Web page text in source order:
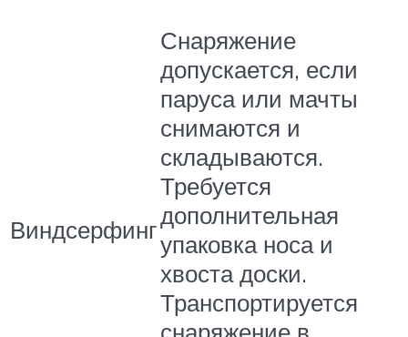
Виндсерфинг
Снаряжение
допускается, если
паруса или мачты
снимаются и
складываются.
Требуется
дополнительная
упаковка носа и
хвоста доски.
Транспортируется